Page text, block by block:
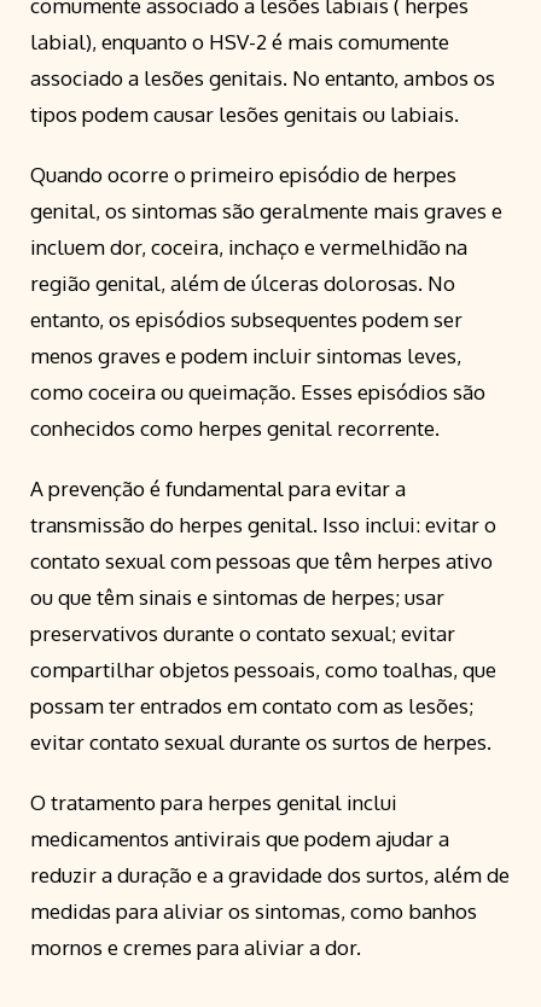
comumente associado a lesões labiais ( herpes
labial), enquanto o HSV-2 é mais comumente
associado a lesões genitais. No entanto, ambos os
tipos podem causar lesões genitais ou labiais.
Quando ocorre o primeiro episódio de herpes
genital, os sintomas são geralmente mais graves e
incluem dor, coceira, inchaço e vermelhidão na
região genital, além de úlceras dolorosas. No
entanto, os episódios subsequentes podem ser
menos graves e podem incluir sintomas leves,
como coceira ou queimação. Esses episódios são
conhecidos como herpes genital recorrente.
A prevenção é fundamental para evitar a
transmissão do herpes genital. Isso inclui: evitar o
contato sexual com pessoas que têm herpes ativo
ou que têm sinais e sintomas de herpes; usar
preservativos durante o contato sexual; evitar
compartilhar objetos pessoais, como toalhas, que
possam ter entrados em contato com as lesões;
evitar contato sexual durante os surtos de herpes.
O tratamento para herpes genital inclui
medicamentos antivirais que podem ajudar a
reduzir a duração e a gravidade dos surtos, além de
medidas para aliviar os sintomas, como banhos
mornos e cremes para aliviar a dor.